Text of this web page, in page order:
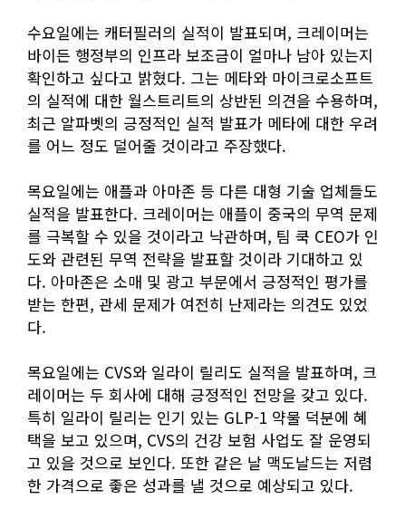
수요일에는 캐터필러의 실적이 발표되며, 크레이머는
바이든 행정부의 인프라 보조금이 얼마나 남아 있는지
확인하고 싶다고 밝혔다. 그는 메타와 마이크로소프트
의 실적에 대한 월스트리트의 상반된 의견을 수용하며,
최근 알파벳의 긍정적인 실적 발표가 메타에 대한 우려
를 어느 정도 덜어줄 것이라고 주장했다.
목요일에는 애플과 아마존 등 다른 대형 기술 업체들도
실적을 발표한다. 크레이머는 애플이 중국의 무역 문제
를 극복할 수 있을 것이라고 낙관하며, 팀 쿡 CEO가 인
도와 관련된 무역 전략을 발표할 것이라 기대하고 있
다. 아마존은 소매 및 광고 부문에서 긍정적인 평가를
받는 한편, 관세 문제가 여전히 난제라는 의견도 있었
다.
목요일에는 CVS와 일라이 릴리도 실적을 발표하며, 크
레이머는 두 회사에 대해 긍정적인 전망을 갖고 있다.
특히 일라이 릴리는 인기 있는 GLP-1 약물 덕분에 혜
택을 보고 있으며, CVS의 건강 보험 사업도 잘 운영되
고 있을 것으로 보인다. 또한 같은 날 맥도날드는 저렴
한 가격으로 좋은 성과를 낼 것으로 예상되고 있다.